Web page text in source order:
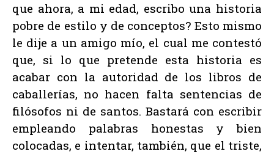
que ahora, a mi edad, escribo una historia
pobre de estilo y de conceptos? Esto mismo
le dije a un amigo mío, el cual me contestó
que, si lo que pretende esta historia es
acabar con la autoridad de los libros de
caballerías, no hacen falta sentencias de
filósofos ni de santos. Bastará con escribir
empleando palabras honestas y bien
colocadas, e intentar, también, que el triste,